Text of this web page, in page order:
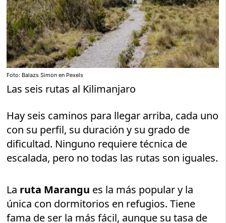
Foto: Balazs Simon en Pexels
Las seis rutas al Kilimanjaro
Hay seis caminos para llegar arriba, cada uno
con su perfil, su duración y su grado de
dificultad. Ninguno requiere técnica de
escalada, pero no todas las rutas son iguales.
La ruta Marangu es la más popular y la
única con dormitorios en refugios. Tiene
fama de ser la más fácil, aunque su tasa de